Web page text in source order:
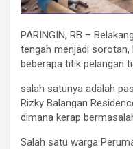
PARINGIN, RB –
tengah menjadi sorotan,
beberapa titik pelangan
salah satunya adalah
Rizky Balangan
dimana kerap
Salah satu warga